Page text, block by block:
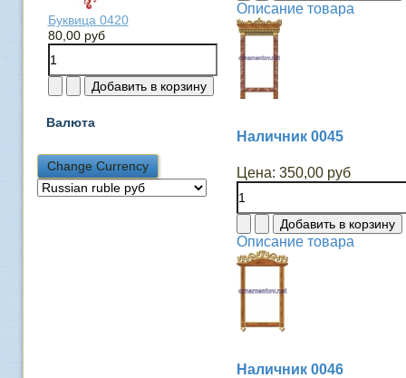
Буквица 0420
80,00 руб
Валюта
Описание товара
Наличник 0045
Цена: 350,00 руб
Описание товара
Наличник 0046